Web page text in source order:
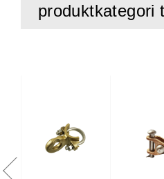
produktkategori